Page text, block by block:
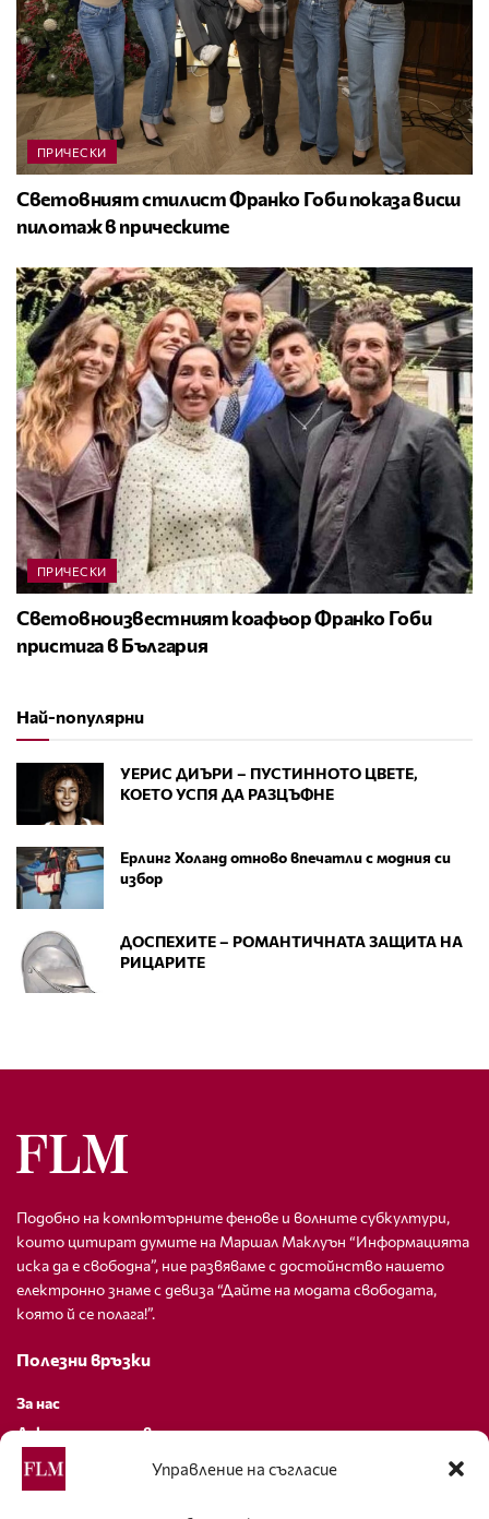
Управление на съгласие
ПРИЧЕСКИ
Световният стилист Франко Гоби показа висш
пилотаж в прическите
ПРИЧЕСКИ
Световноизвестният коафьор Франко Гоби
пристига в България
Най-популярни
УЕРИС ДИЪРИ – ПУСТИННОТО ЦВЕТЕ,
КОЕТО УСПЯ ДА РАЗЦЪФНЕ
Ерлинг Холанд отново впечатли с модния си
избор
ДОСПЕХИТЕ – РОМАНТИЧНАТА ЗАЩИТА НА
РИЦАРИТЕ
Подобно на компютърните фенове и волните субкултури,
които цитират думите на Маршал Маклуън “Информацията
иска да е свободна”, ние развяваме с достойнство нашето
електронно знаме с девиза “Дайте на модата свободата,
която й се полага!”.
Полезни връзки
За нас
Декларация за поверителност
Политика за бисквитки